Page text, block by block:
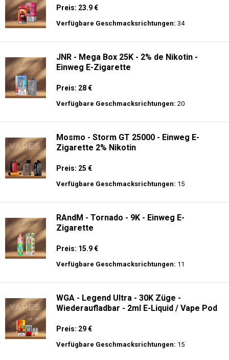
Preis: 23.9 €
Verfügbare Geschmacksrichtungen: 34
JNR - Mega Box 25K - 2% de Nikotin -
Einweg E-Zigarette
Preis: 28 €
Verfügbare Geschmacksrichtungen: 20
Mosmo - Storm GT 25000 - Einweg E-
Zigarette 2% Nikotin
Preis: 25 €
Verfügbare Geschmacksrichtungen: 15
RAndM - Tornado - 9K - Einweg E-
Zigarette
Preis: 15.9 €
Verfügbare Geschmacksrichtungen: 11
WGA - Legend Ultra - 30K Züge -
Wiederaufladbar - 2ml E-Liquid / Vape Pod
Preis: 29 €
Verfügbare Geschmacksrichtungen: 15